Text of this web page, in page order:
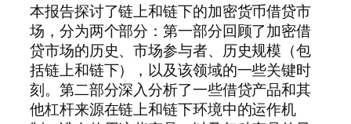
本报告探讨了链上和链下的加密货币借贷市
场，分为两个部分：第一部分回顾了加密借
贷市场的历史、市场参与者、历史规模（包
括链上和链下），以及该领域的一些关键时
刻。第二部分深入分析了一些借贷产品和其
他杠杆来源在链上和链下环境中的运作机